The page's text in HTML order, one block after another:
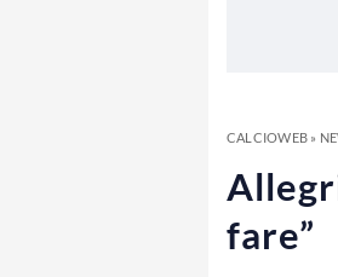
CALCIOWEB»
fare”